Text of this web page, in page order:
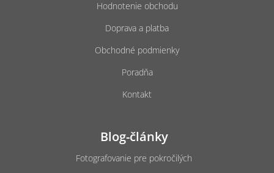
Hodnotenie obchodu
Doprava a platba
Obchodné podmienky
Poradňa
Kontakt
Blog-články
Fotografovanie pre pokročilých